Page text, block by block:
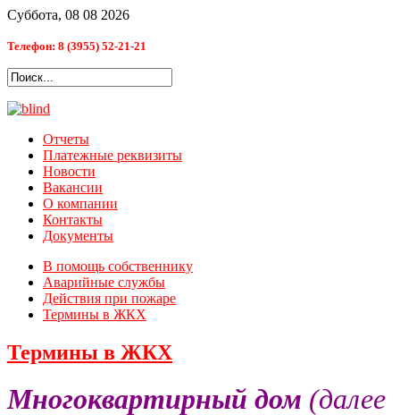
Суббота, 08 08 2026
Телефон: 8 (3955) 52-21-21
Отчеты
Платежные реквизиты
Новости
Вакансии
О компании
Контакты
Документы
В помощь собственнику
Аварийные службы
Действия при пожаре
Термины в ЖКХ
Термины в ЖКХ
Многоквартирный дом (далее